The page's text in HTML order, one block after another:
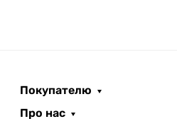
Покупателю
Про нас